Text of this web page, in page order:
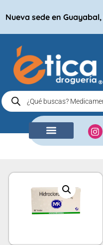
Nueva sede en Guayabal,